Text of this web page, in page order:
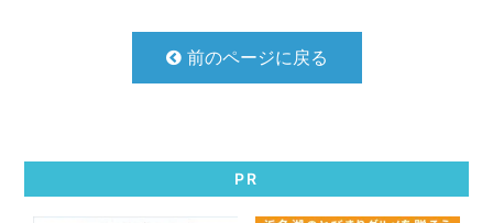
前のページに戻る
PR